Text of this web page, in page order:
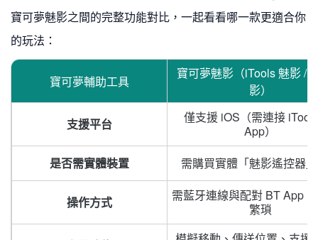
寶可夢魅影之間的完整功能對比，一起看看哪一款更適合你
的玩法：
寶可夢輔助工具
寶可夢魅影（iTools 魅影 /
影）
支援平台
僅支援 iOS（需連接
App）
是否需實體裝置
需購買實體「魅影遙控器
操作方式
需藍牙連線與配對 BT App
繁瑣